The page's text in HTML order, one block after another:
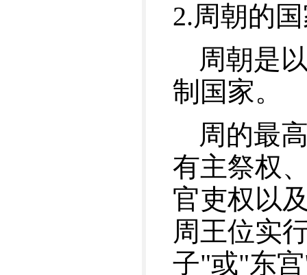
2.周朝的
周朝是
制国家。
周的最
有主祭权
官吏权以
周王位实
子"或"东